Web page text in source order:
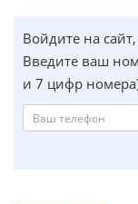
Войдите на
Введите ваш
и 7 цифр